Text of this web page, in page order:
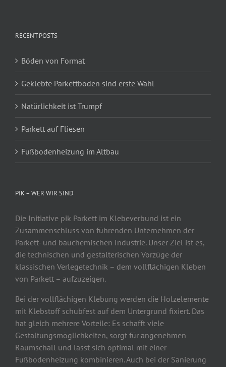
RECENT POSTS
Böden von Format
Geklebte Parkettböden sind erste Wahl
Natürlichkeit ist Trumpf
Parkett auf Fliesen
Fußbodenheizung im Altbau
PIK – WER WIR SIND
Die Initiative pik Parkett im Klebeverbund ist ein
Zusammenschluss von führenden Unternehmen der
Parkett- und bauchemischen Industrie. Unser Ziel ist es,
die technischen und gestalterischen Vorzüge der
klassischen Verlegetechnik – dem vollflächigen Kleben
von Parkett – aufzuzeigen.
Bei der vollflächigen Klebung werden die Holzelemente
mit Klebstoff schubfest auf dem Untergrund fixiert. Das
hat gleich mehrere Vorteile: Es schafft viele
Gestaltungsmöglichkeiten, sorgt für angenehmen
Raumschall und lässt sich optimal mit einer
Fußbodenheizung kombinieren. Auch bei der Sanierung